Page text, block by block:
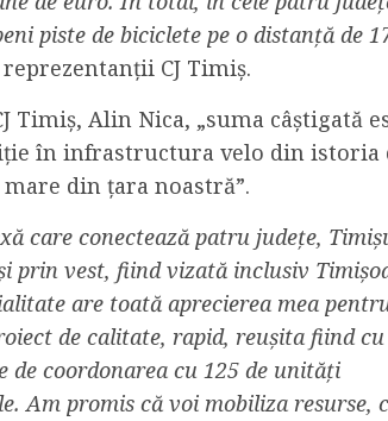
piste de biciclete pe o distanță de
CJ Timiș.
Timiș, Alin Nica, „suma câștigată
în infrastructura velo din istoria
din țara noastră”.
care conectează patru județe,
prin vest, fiind vizată inclusiv
are toată aprecierea mea
de calitate, rapid, reușita fiind
de coordonarea cu 125 de unități
Am promis că voi mobiliza resurse,